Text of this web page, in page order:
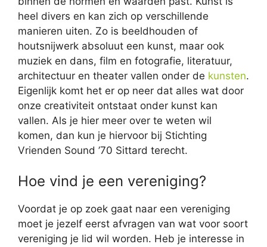
heel divers en kan zich op verschillende
manieren uiten. Zo is beeldhouden of
houtsnijwerk absoluut een kunst, maar ook
muziek en dans, film en fotografie, literatuur,
architectuur en theater vallen onder de kunsten.
Eigenlijk komt het er op neer dat alles wat door
onze creativiteit ontstaat onder kunst kan
vallen. Als je hier meer over te weten wil
komen, dan kun je hiervoor bij Stichting
Vrienden Sound ’70 Sittard terecht.
Hoe vind je een vereniging?
Voordat je op zoek gaat naar een vereniging
moet je jezelf eerst afvragen van wat voor soort
vereniging je lid wil worden. Heb je interesse in